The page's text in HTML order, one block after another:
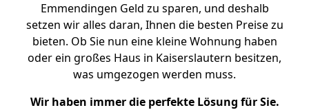
Emmendingen Geld zu sparen, und deshalb
setzen wir alles daran, Ihnen die besten Preise zu
bieten. Ob Sie nun eine kleine Wohnung haben
oder ein großes Haus in Kaiserslautern besitzen,
was umgezogen werden muss.
Wir haben immer die perfekte Lösung für Sie.